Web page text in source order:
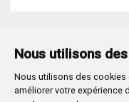
Nous utilisons
Nous utilisons des
améliorer votre expérience
Plaza
947